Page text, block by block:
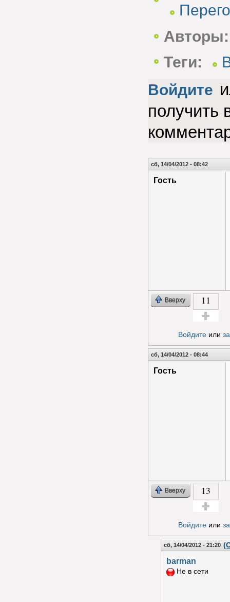
Авторы:
Теги:
Войдите
получить
сб, 14/04/2012 - 08:42
Гость
Вверху 11
Войдитеили
сб, 14/04/2012 - 08:44
Гость
Вверху 13
Войдитеили
сб, 14/04/2012 - 21:20
barman
Не в сети